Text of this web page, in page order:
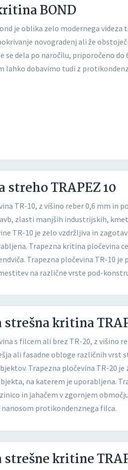
BOND
je oblika zelo modernega
novogradenj ali že
se dela po naročilu, priporočeno do
lahko dobavimo tudi z
streho TRAPEZ 10
TR-10, z višino reber 0,6 mm in
zlasti manjših industrijskih,
TR-10 je zelo vzdržljiva in
Trapezna kritina pločevina
Trapezna pločevina TR-10
na različne vrste pod-
strešna kritina
s filcem ali brez TR-20, z višino
ali fasadne obloge različnih
Trapezna pločevina TR-20
na katerem je uporabljena.
in jahačem v zgornjem
nanosom protikondenznega filca.
strešne kritine